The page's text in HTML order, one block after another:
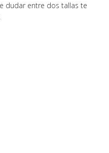
dudar entre dos tallas te